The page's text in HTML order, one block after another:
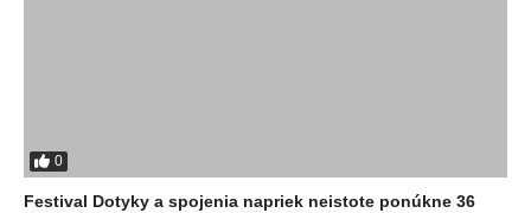
0
Festival Dotyky a spojenia napriek neistote ponúkne 36